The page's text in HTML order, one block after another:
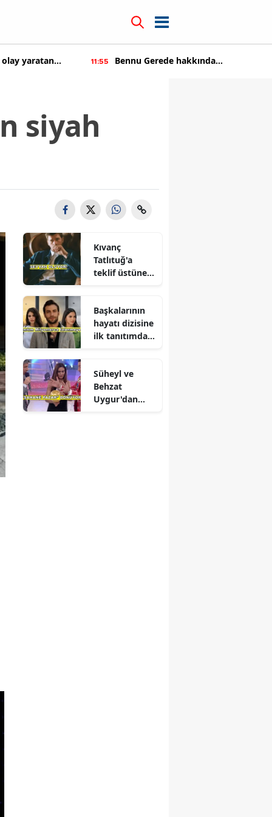
yaratan 11:55
Bennu Gerede hakkında
siyah
Kıvanç
Tatlıtuğ'a
teklif üstüne
Başkalarının
hayatı dizisine
ilk tanıtımdan
Süheyl ve
Behzat
Uygur'dan